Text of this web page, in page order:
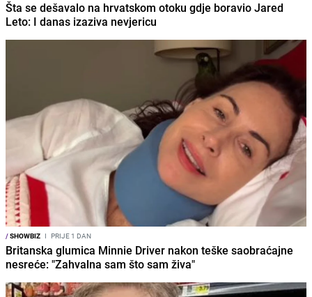
Šta se dešavalo na hrvatskom otoku gdje boravio Jared
Leto: I danas izaziva nevjericu
/SHOWBIZ I PRIJE 1 DAN
Britanska glumica Minnie Driver nakon teške saobraćajne
nesreće: "Zahvalna sam što sam živa"